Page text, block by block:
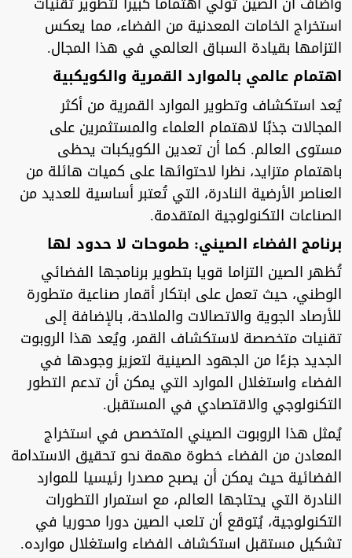
استخراج الخامات المعدنية من الفضاء، مما يعكس
التزامها بقيادة السباق العالمي في هذا المجال.
اهتمام عالمي بالموارد القمرية والكويكبية
يُعد استكشاف وتطوير الموارد القمرية من أكثر
المجالات جذبًا لاهتمام العلماء والمستثمرين على
مستوى العالم. كما أن تعدين الكويكبات يحظى
باهتمام متزايد، نظرا لاحتوائها على كميات هائلة من
العناصر الأرضية النادرة، التي تُعتبر أساسية للعديد من
الصناعات التكنولوجية المتقدمة.
برنامج الفضاء الصيني: طموحات لا حدود لها
تُظهر الصين التزاما قويا بتطوير برنامجها الفضائي
الوطني، حيث تعمل على ابتكار أقمار صناعية متطورة
للأرصاد الجوية والاتصالات والملاحة، بالإضافة إلى
تقنيات متخصصة لاستكشاف القمر، ويُعد هذا الروبوت
الجديد جزءًا من الجهود الصينية لتعزيز وجودها في
الفضاء واستغلال الموارد التي يمكن أن تدعم التطور
التكنولوجي والاقتصادي في المستقبل.
يُمثل هذا الروبوت الصيني المتخصص في استخراج
المعادن من الفضاء خطوة مهمة نحو تحقيق الاستدامة
الفضائية حيث يمكن أن يصبح مصدرا رئيسيا للموارد
النادرة التي يحتاجها العالم، مع استمرار التطورات
التكنولوجية، يُتوقع أن تلعب الصين دورا محوريا في
تشكيل مستقبل استكشاف الفضاء واستغلال موارده.